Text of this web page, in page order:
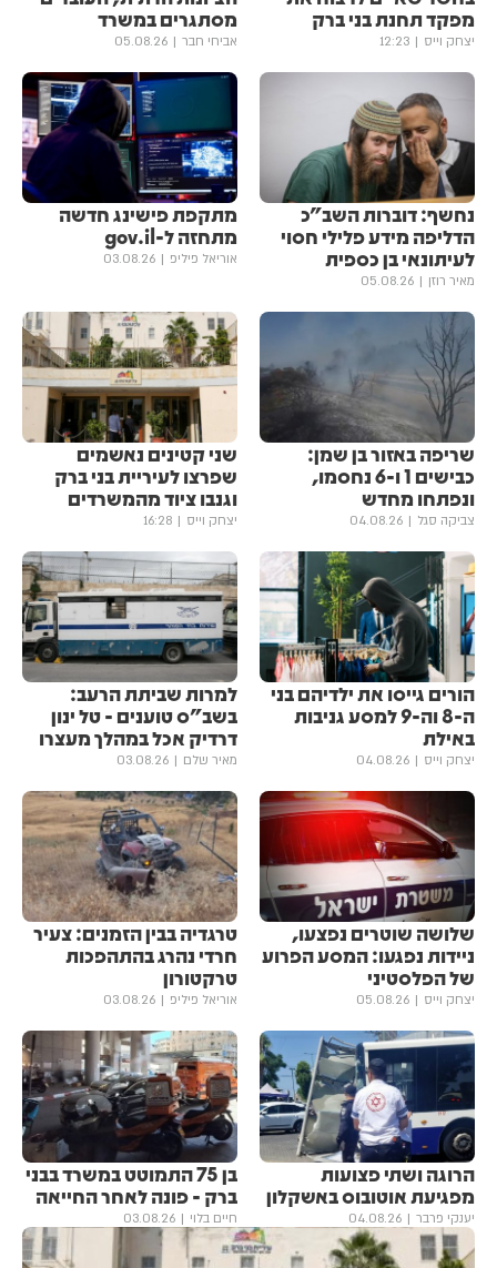
מפקד תחנת בני ברק
יצחק וייס 12:23
מסתגרים במשרד
אביחי חבר 05.08.26
נחשף: דוברות השב"כ
הדליפה מידע פלילי חסוי
לעיתונאי בן כספית
מאיר רוזן 05.08.26
מתקפת פישינג חדשה
מתחזה ל-gov.il
אוריאל פיליפ 03.08.26
שריפה באזור בן שמן:
כבישים 1 ו-6 נחסמו,
ונפתחו מחדש
צביקה סגל 04.08.26
שני קטינים נאשמים
שפרצו לעיריית בני ברק
וגנבו ציוד מהמשרדים
יצחק וייס 16:28
הורים גייסו את ילדיהם בני
ה-8 וה-9 למסע גניבות
באילת
יצחק וייס 04.08.26
למרות שביתת הרעב:
בשב"ס טוענים - טל ינון
דרדיק אכל במהלך מעצרו
מאיר שלם 03.08.26
שלושה שוטרים נפצעו,
ניידות נפגעו: המסע הפרוע
של הפלסטיני
יצחק וייס 05.08.26
טרגדיה בבין הזמנים: צעיר
חרדי נהרג בהתהפכות
טרקטורון
אוריאל פיליפ 03.08.26
הרוגה ושתי פצועות
מפגיעת אוטובוס באשקלון
יענקי פרבר 04.08.26
בן 75 התמוטט במשרד בבני
ברק - פונה לאחר החייאה
חיים בלוי 03.08.26